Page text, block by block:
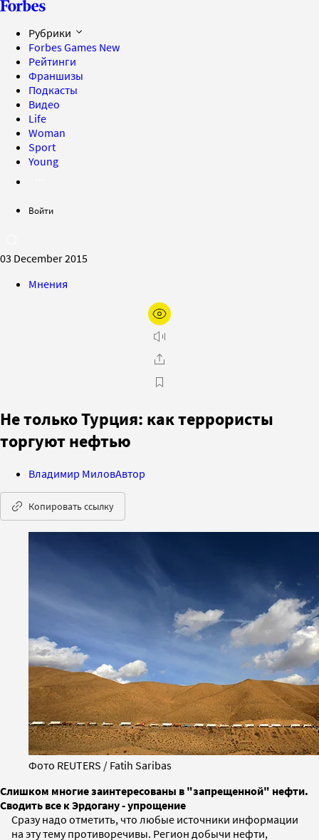
Рубрики
Forbes Games New
Рейтинги
Франшизы
Подкасты
Видео
Life
Woman
Sport
Young
Войти
03 December 2015
Мнения
Не только Турция: как террористы
торгуют нефтью
Владимир МиловАвтор
Копировать ссылку
Фото REUTERS / Fatih Saribas
Слишком многие заинтересованы в "запрещенной" нефти.
Сводить все к Эрдогану - упрощение
Сразу надо отметить, что любые источники информации
на эту тему противоречивы. Регион добычи нефти,